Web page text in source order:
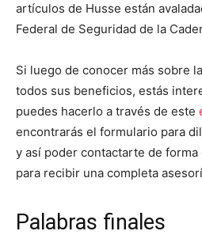
artículos de Husse están
Federal de Seguridad de la
Si luego de conocer más sobre
todos sus beneficios, estás
puedes hacerlo a través de este
encontrarás el formulario para
y así poder contactarte de
para recibir una completa
Palabras finales